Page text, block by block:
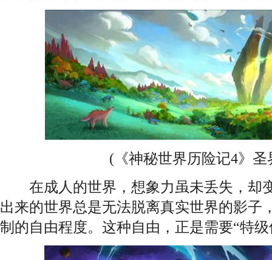
(《神秘世界历险记4》圣
在成人的世界，想象力虽未丢失，却
出来的世界总是无法脱离真实世界的影子
制的自由程度。这种自由，正是需要“特